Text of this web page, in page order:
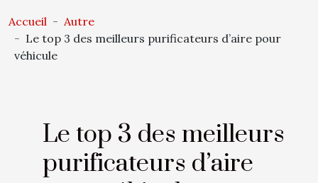
Accueil
Autre
Le top 3 des meilleurs purificateurs d’aire pour
véhicule
Le top 3 des meilleurs
purificateurs d’aire